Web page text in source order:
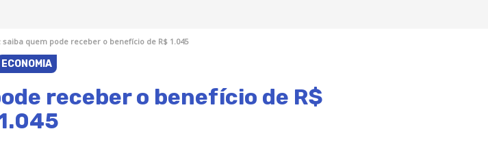
saiba quem pode receber o benefício de R$ 1.045
ECONOMIA
receber o benefício de R$